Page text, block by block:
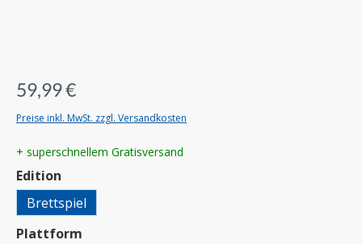
59,99 €
Preise inkl. MwSt. zzgl. Versandkosten
+ superschnellem Gratisversand
Edition
Brettspiel
Plattform